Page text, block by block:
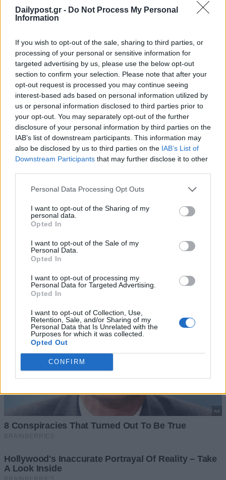
Dailypost.gr - Do Not Process My Personal
Information
If you wish to opt-out of the sale, sharing to third parties, or
processing of your personal or sensitive information for
targeted advertising by us, please use the below opt-out
section to confirm your selection. Please note that after your
opt-out request is processed you may continue seeing
interest-based ads based on personal information utilized by
us or personal information disclosed to third parties prior to
your opt-out. You may separately opt-out of the further
disclosure of your personal information by third parties on the
IAB’s list of downstream participants. This information may
also be disclosed by us to third parties on the IAB’s List of
Downstream Participants that may further disclose it to other
Personal Data Processing Opt Outs
I want to opt-out of the Sharing of my
personal data.
Opted In
I want to opt-out of the Sale of my
Personal Data.
Opted In
I want to opt-out of processing my
Personal Data for Targeted Advertising.
Opted In
I want to opt-out of Collection, Use,
Retention, Sale, and/or Sharing of my
Personal Data that Is Unrelated with the
Purposes for which it was collected.
Opted Out
CONFIRM